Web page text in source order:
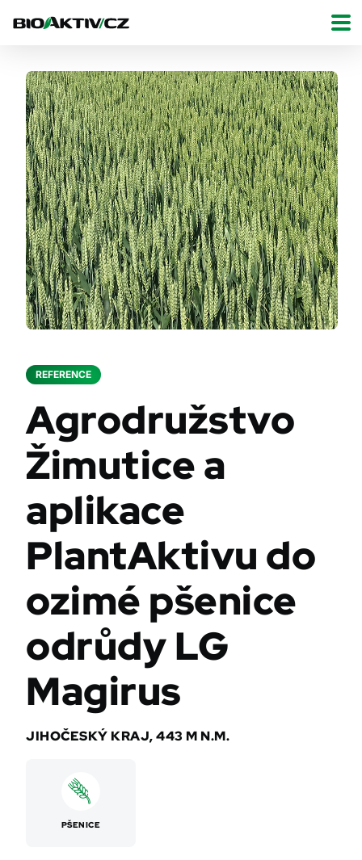
REFERENCE
Agrodružstvo
Žimutice a
aplikace
PlantAktivu do
ozimé pšenice
odrůdy LG
Magirus
JIHOČESKÝ KRAJ, 443 M N.M.
PŠENICE